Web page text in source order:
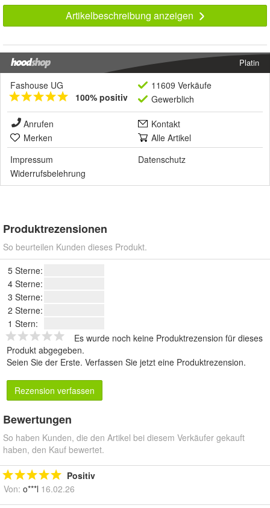
Artikelbeschreibung anzeigen
Platin
Fashouse UG
100% positiv
11609 Verkäufe
Gewerblich
Anrufen
Kontakt
Merken
Alle Artikel
Impressum
Datenschutz
Widerrufsbelehrung
Produktrezensionen
So beurteilen Kunden dieses Produkt.
5 Sterne:
4 Sterne:
3 Sterne:
2 Sterne:
1 Stern:
Es wurde noch keine Produktrezension für dieses
Produkt abgegeben.
Seien Sie der Erste. Verfassen Sie jetzt eine Produktrezension.
Rezension verfassen
Bewertungen
So haben Kunden, die den Artikel bei diesem Verkäufer gekauft
haben, den Kauf bewertet.
Positiv
Von: o***l 16.02.26